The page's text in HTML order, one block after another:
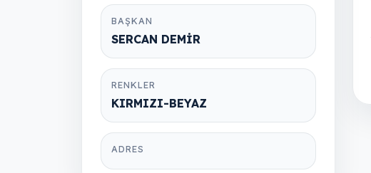
BAŞKAN
SERCAN DEMİR
RENKLER
KIRMIZI-BEYAZ
ADRES